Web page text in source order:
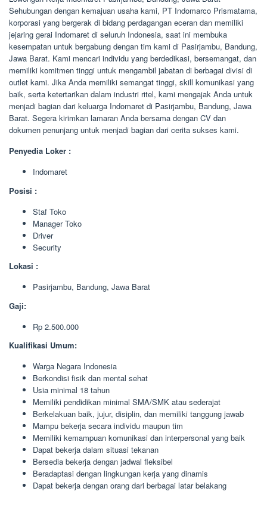
Sehubungan dengan kemajuan usaha kami, PT Indomarco Prismatama,
korporasi yang bergerak di bidang perdagangan eceran dan memiliki
jejaring gerai Indomaret di seluruh Indonesia, saat ini membuka
kesempatan untuk bergabung dengan tim kami di Pasirjambu, Bandung,
Jawa Barat. Kami mencari individu yang berdedikasi, bersemangat, dan
memiliki komitmen tinggi untuk mengambil jabatan di berbagai divisi di
outlet kami. Jika Anda memiliki semangat tinggi, skill komunikasi yang
baik, serta ketertarikan dalam industri ritel, kami mengajak Anda untuk
menjadi bagian dari keluarga Indomaret di Pasirjambu, Bandung, Jawa
Barat. Segera kirimkan lamaran Anda bersama dengan CV dan
dokumen penunjang untuk menjadi bagian dari cerita sukses kami.
Penyedia Loker :
Indomaret
Posisi :
Staf Toko
Manager Toko
Driver
Security
Lokasi :
Pasirjambu, Bandung, Jawa Barat
Gaji:
Rp 2.500.000
Kualifikasi Umum:
Warga Negara Indonesia
Berkondisi fisik dan mental sehat
Usia minimal 18 tahun
Memiliki pendidikan minimal SMA/SMK atau sederajat
Berkelakuan baik, jujur, disiplin, dan memiliki tanggung jawab
Mampu bekerja secara individu maupun tim
Memiliki kemampuan komunikasi dan interpersonal yang baik
Dapat bekerja dalam situasi tekanan
Bersedia bekerja dengan jadwal fleksibel
Beradaptasi dengan lingkungan kerja yang dinamis
Dapat bekerja dengan orang dari berbagai latar belakang